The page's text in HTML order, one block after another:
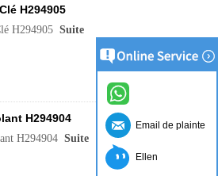
H294905
H294905 Suite
H294904
H294904 Suite
Email de plainte
Ellen